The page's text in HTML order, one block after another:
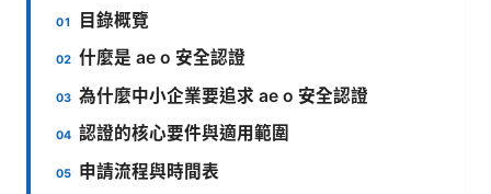
目錄概覽
什麼是 ae o 安全認證
為什麼中小企業要追求 ae o 安全認證
認證的核心要件與適用範圍
申請流程與時間表